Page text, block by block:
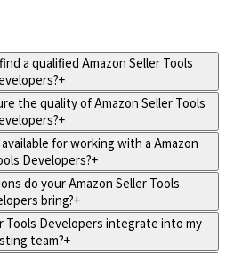
a qualified Amazon Seller Tools
+
the quality of Amazon Seller Tools
+
for working with a Amazon
Developers?+
do your Amazon Seller Tools
bring?+
Tools Developers integrate into my
team?+